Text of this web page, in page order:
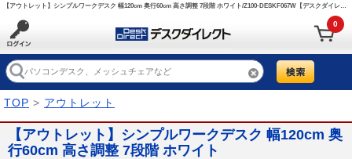
【アウトレット】シンプルワークデスク 幅120cm 奥行60cm 高さ調整 7段階 ホワイト/Z100-DESKF067W【デスクダイレクト】
0
TOP > アウトレット
【アウトレット】シンプルワークデスク 幅120cm 奥
行60cm 高さ調整 7段階 ホワイト